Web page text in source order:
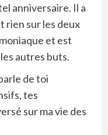
anniversaire. Il a
rien sur les deux
et est
autres buts.
de toi
tes
sur ma vie des